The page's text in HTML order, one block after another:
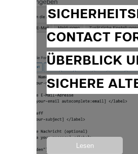
CONTACT
ÜBERBLICK
SICHERE
Lesen